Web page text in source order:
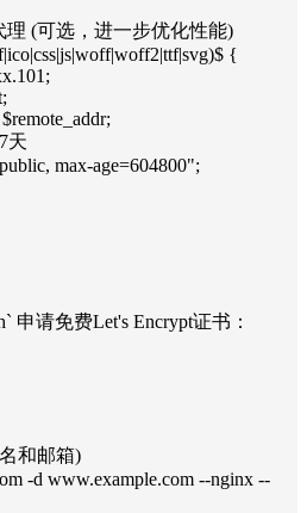
(可选，进一步优化性能)
{
天
max-age=604800";
申请免费Let's Encrypt证书：
和邮箱)
-d www.example.com --nginx --